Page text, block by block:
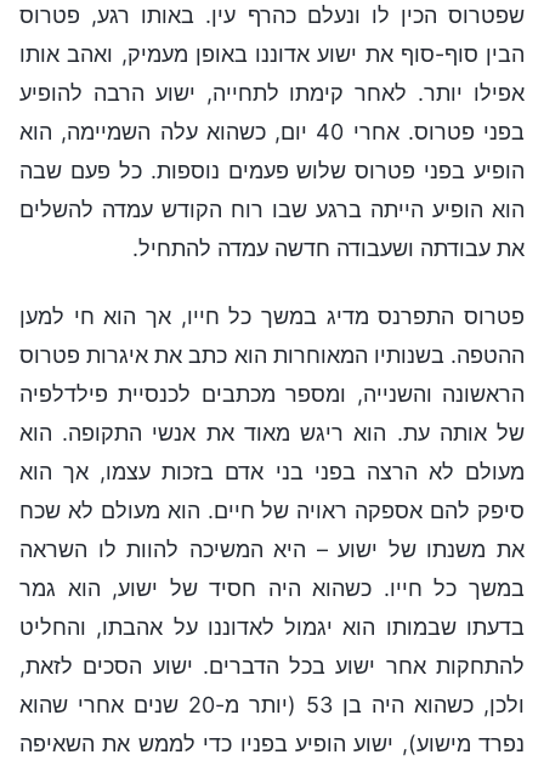
שפטרוס הכין לו ונעלם כהרף עין. באותו רגע, פטרוס
הבין סוף-סוף את ישוע אדוננו באופן מעמיק, ואהב אותו
אפילו יותר. לאחר קימתו לתחייה, ישוע הרבה להופיע
בפני פטרוס. אחרי 40 יום, כשהוא עלה השמיימה, הוא
הופיע בפני פטרוס שלוש פעמים נוספות. כל פעם שבה
הוא הופיע הייתה ברגע שבו רוח הקודש עמדה להשלים
את עבודתה ושעבודה חדשה עמדה להתחיל.
פטרוס התפרנס מדיג במשך כל חייו, אך הוא חי למען
ההטפה. בשנותיו המאוחרות הוא כתב את איגרות פטרוס
הראשונה והשנייה, ומספר מכתבים לכנסיית פילדלפיה
של אותה עת. הוא ריגש מאוד את אנשי התקופה. הוא
מעולם לא הרצה בפני בני אדם בזכות עצמו, אך הוא
סיפק להם אספקה ראויה של חיים. הוא מעולם לא שכח
את משנתו של ישוע – היא המשיכה להוות לו השראה
במשך כל חייו. כשהוא היה חסיד של ישוע, הוא גמר
בדעתו שבמותו הוא יגמול לאדוננו על אהבתו, והחליט
להתחקות אחר ישוע בכל הדברים. ישוע הסכים לזאת,
ולכן, כשהוא היה בן 53 (יותר מ-20 שנים אחרי שהוא
נפרד מישוע), ישוע הופיע בפניו כדי לממש את השאיפה